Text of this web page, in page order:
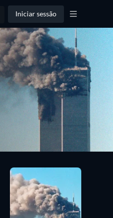
Iniciar sessão